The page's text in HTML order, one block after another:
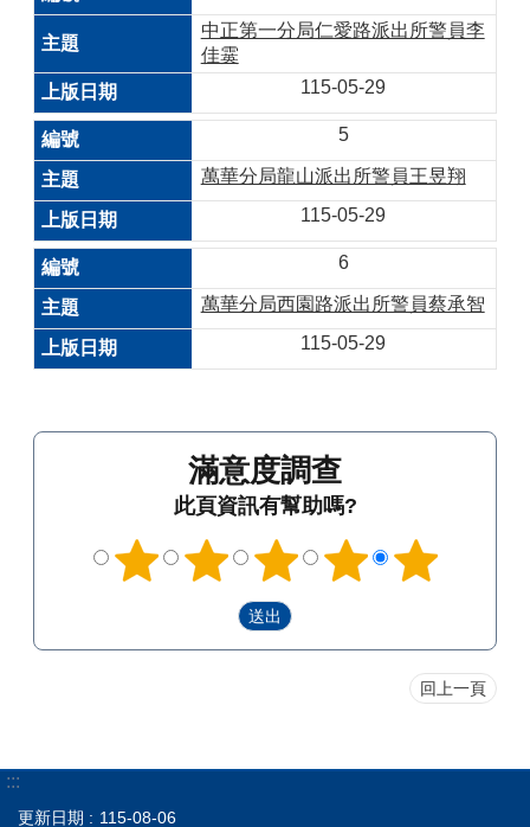
中正第一分局仁愛路派出所警員李
佳霙
115-05-29
5
萬華分局龍山派出所警員王昱翔
115-05-29
6
萬華分局西園路派出所警員蔡承智
115-05-29
滿意度調查
此頁資訊有幫助嗎?
回上一頁
:::
更新日期 115-08-06